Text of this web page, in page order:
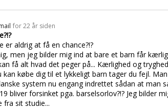
for 22 år siden
er aldrig at få en chance?!?
men jeg bilder mig ind at bare et barn får
få alt hvad det peger på... Kærlighed og
kan købe dig til et lykkeligt barn tager du fejl.
system nu engang indrettet sådan at man
bliver forsinket pga. barselsorlov?!? Jeg bilder
fra sit studie...